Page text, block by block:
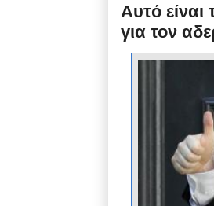
Αυτό
για τον